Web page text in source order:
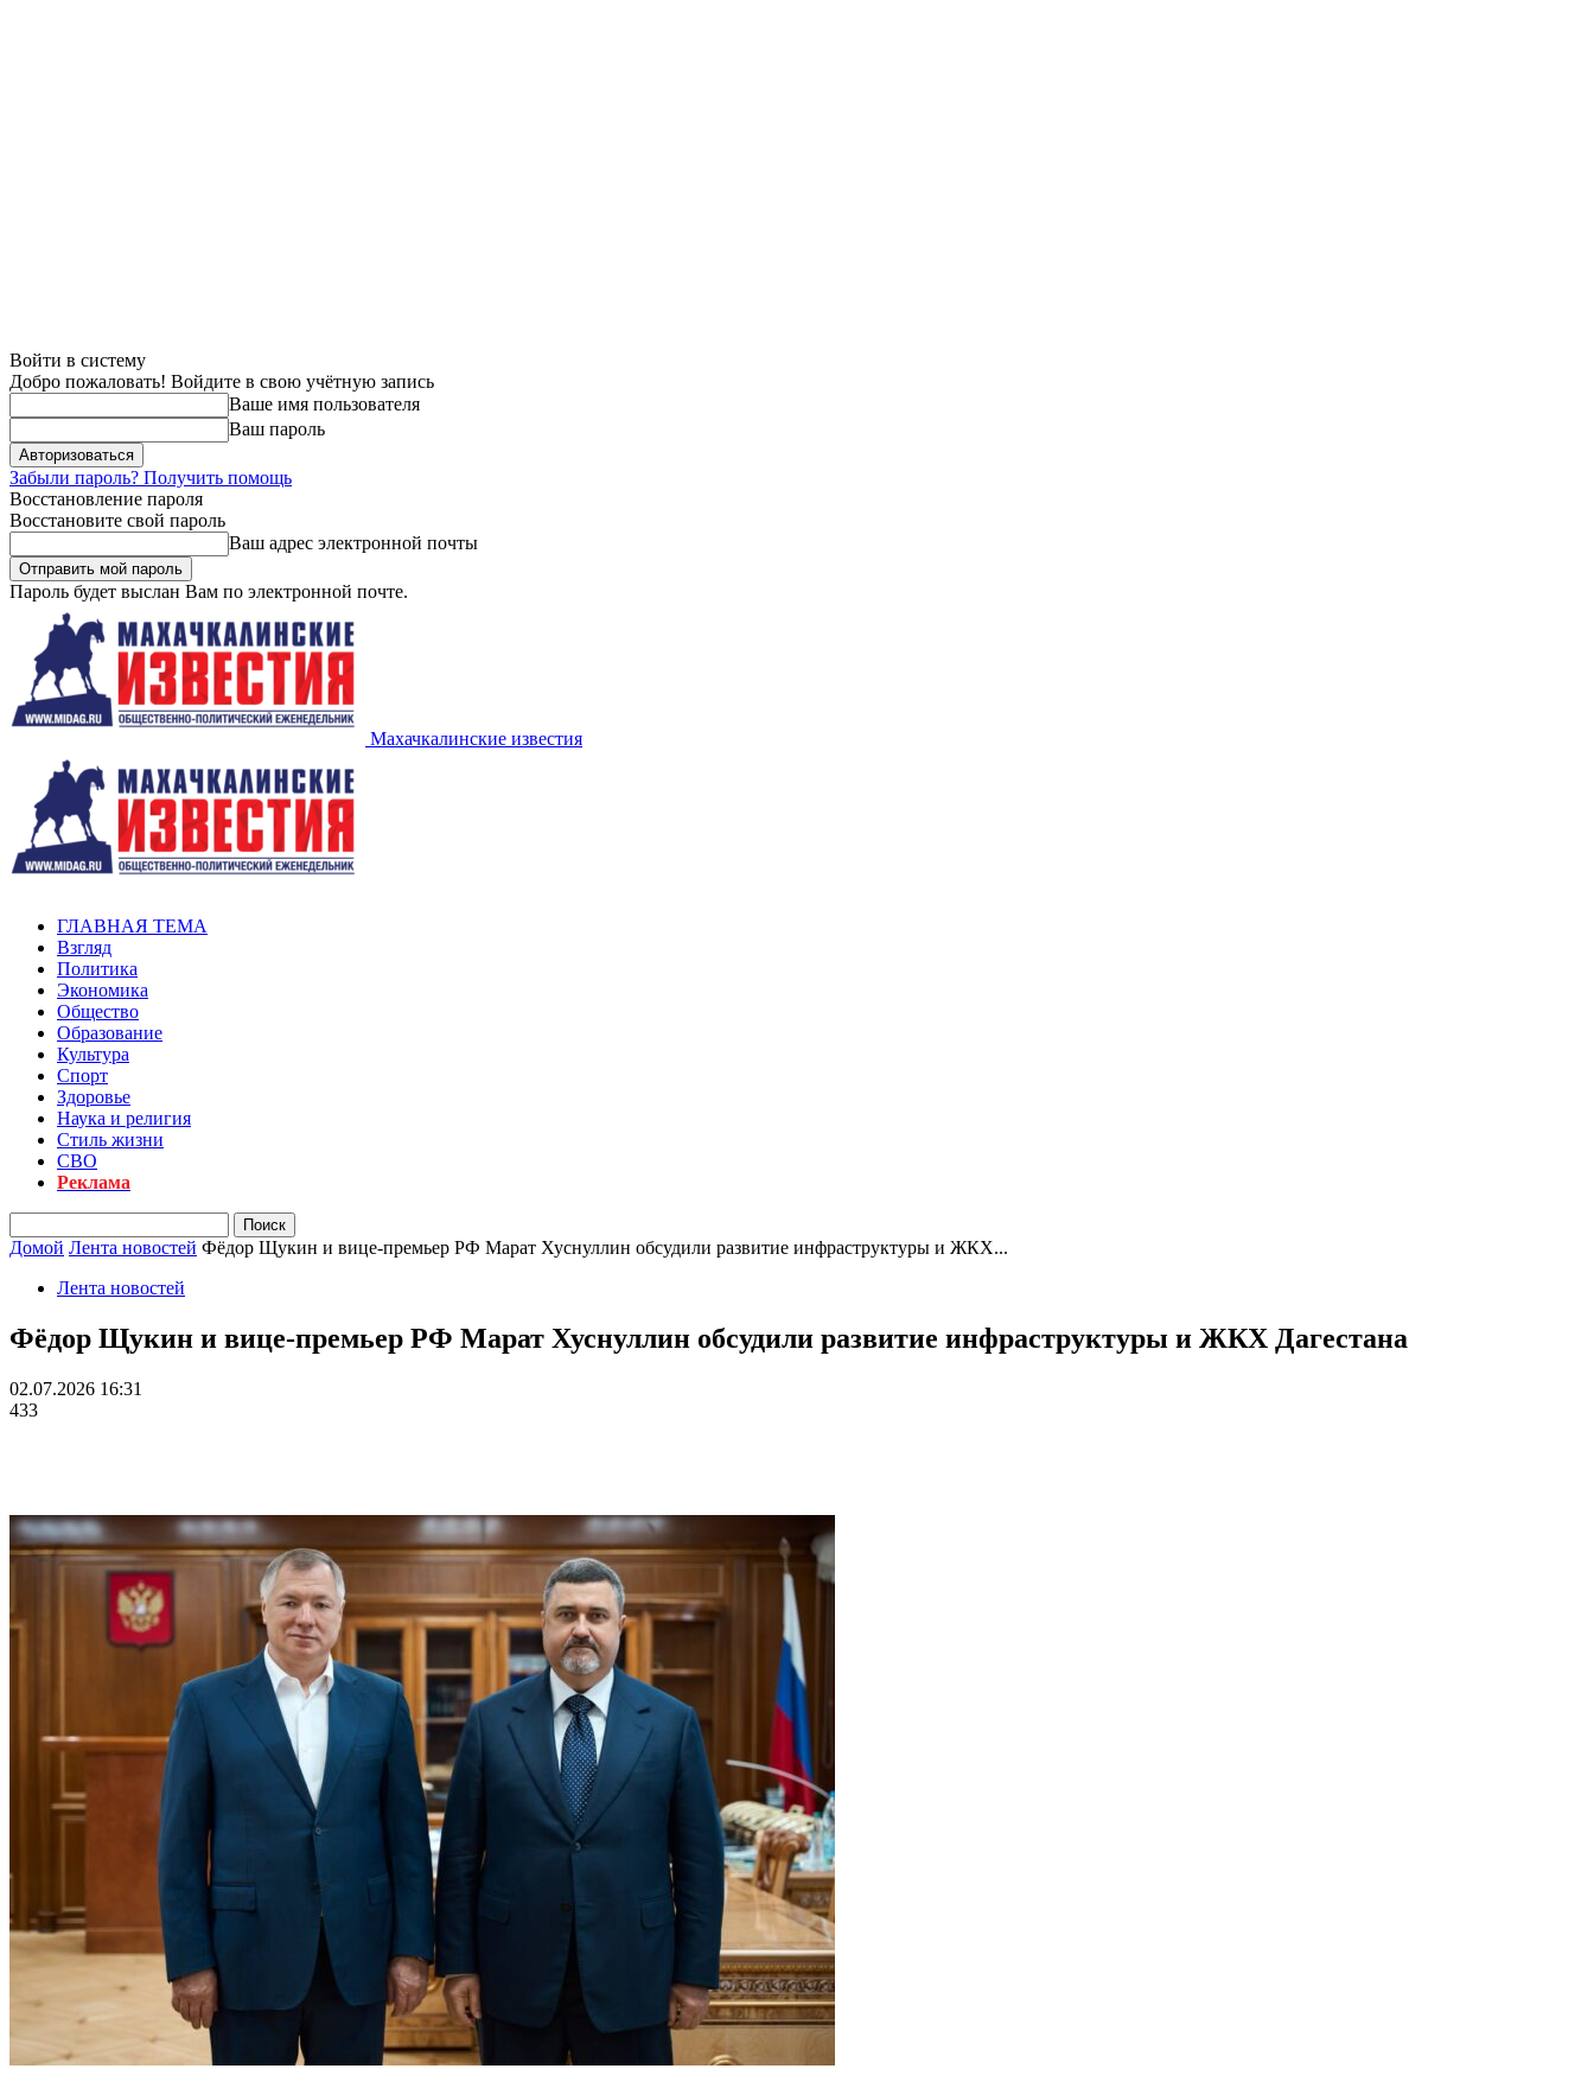
Войти в систему
Добро пожаловать! Войдите в свою учётную запись
Ваше имя пользователя
Ваш пароль
Забыли пароль? Получить помощь
Восстановление пароля
Восстановите свой пароль
Ваш адрес электронной почты
Пароль будет выслан Вам по электронной почте.
Махачкалинские известия
ГЛАВНАЯ ТЕМА
Взгляд
Политика
Экономика
Общество
Образование
Культура
Спорт
Здоровье
Наука и религия
Стиль жизни
СВО
Реклама
Домой Лента новостей Фёдор Щукин и вице-премьер РФ Марат Хуснуллин обсудили развитие инфраструктуры и ЖКХ...
Лента новостей
Фёдор Щукин и вице-премьер РФ Марат Хуснуллин обсудили развитие инфраструктуры и ЖКХ Дагестана
02.07.2026 16:31
433